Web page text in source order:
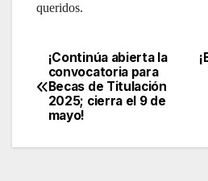
queridos.
Navegación
de
entradas
¡Continúa abierta la
convocatoria para
Becas de Titulación
2025; cierra el 9 de
mayo!